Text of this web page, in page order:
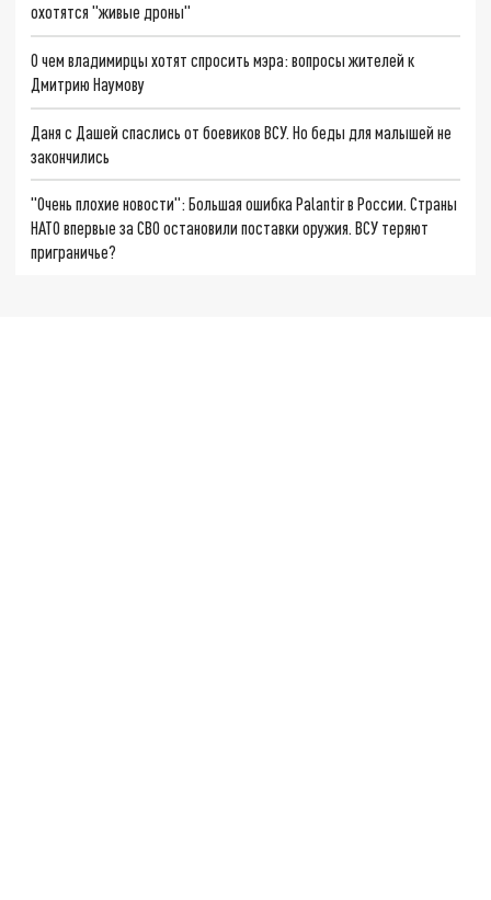
охотятся "живые дроны"
О чем владимирцы хотят спросить мэра: вопросы жителей к
Дмитрию Наумову
Даня с Дашей спаслись от боевиков ВСУ. Но беды для малышей не
закончились
"Очень плохие новости": Большая ошибка Palantir в России. Страны
НАТО впервые за СВО остановили поставки оружия. ВСУ теряют
приграничье?